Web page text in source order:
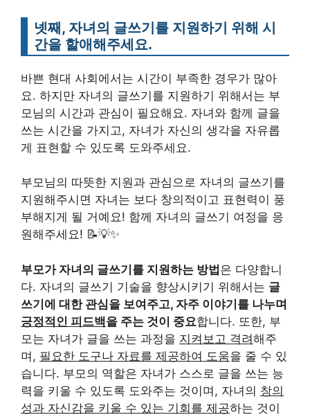
넷째, 자녀의 글쓰기를 지원하기 위해 시
간을 할애해주세요.
바쁜 현대 사회에서는 시간이 부족한 경우가 많아
요. 하지만 자녀의 글쓰기를 지원하기 위해서는 부
모님의 시간과 관심이 필요해요. 자녀와 함께 글을
쓰는 시간을 가지고, 자녀가 자신의 생각을 자유롭
게 표현할 수 있도록 도와주세요.
부모님의 따뜻한 지원과 관심으로 자녀의 글쓰기를
지원해주시면 자녀는 보다 창의적이고 표현력이 풍
부해지게 될 거예요! 함께 자녀의 글쓰기 여정을 응
원해주세요! 📝💡✨
부모가 자녀의 글쓰기를 지원하는 방법은 다양합니
다. 자녀의 글쓰기 기술을 향상시키기 위해서는 글
쓰기에 대한 관심을 보여주고, 자주 이야기를 나누며
긍정적인 피드백을 주는 것이 중요합니다. 또한, 부
모는 자녀가 글을 쓰는 과정을 지켜보고 격려해주
며, 필요한 도구나 자료를 제공하여 도움을 줄 수 있
습니다. 부모의 역할은 자녀가 스스로 글을 쓰는 능
력을 키울 수 있도록 도와주는 것이며, 자녀의 창의
성과 자신감을 키울 수 있는 기회를 제공하는 것이